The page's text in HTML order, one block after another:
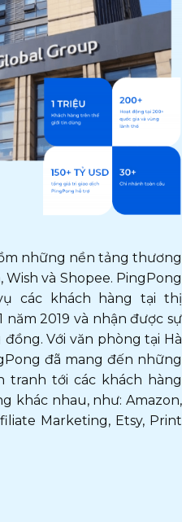
những nền tảng thương
và Shopee. PingPong
các khách hàng tại thị
2019 và nhận được sự
Với văn phòng tại Hà
đã mang đến những
tranh tới các khách hàng
khác nhau, như: Amazon,
Marketing, Etsy, Print